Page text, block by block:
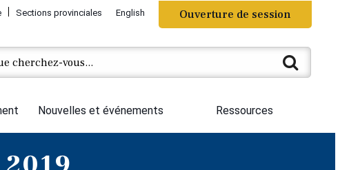
Sections provinciales English Ouverture de session
Nouvelles et événements Ressources